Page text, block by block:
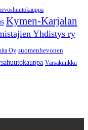
Kymen-Karjalan
Yhdistys ry
Oy suomenhevonen
Varsakunkku